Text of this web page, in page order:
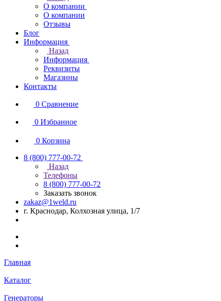
О компании
О компании
Отзывы
Блог
Информация
Назад
Информация
Реквизиты
Магазины
Контакты
0 Сравнение
0 Избранное
0 Корзина
8 (800) 777-00-72
Назад
Телефоны
8 (800) 777-00-72
Заказать звонок
zakaz@1weld.ru
г. Краснодар, Колхозная улица, 1/7
Главная
Каталог
Генераторы